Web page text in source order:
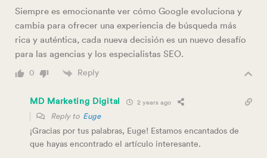
Siempre es emocionante ver cómo Google evoluciona y
cambia para ofrecer una experiencia de búsqueda más
rica y auténtica, cada nueva decisión es un nuevo desafío
para las agencias y los especialistas SEO.
0 Reply
MD Marketing Digital 2 years ago
Reply to Euge
¡Gracias por tus palabras, Euge! Estamos encantados de
que hayas encontrado el artículo interesante.